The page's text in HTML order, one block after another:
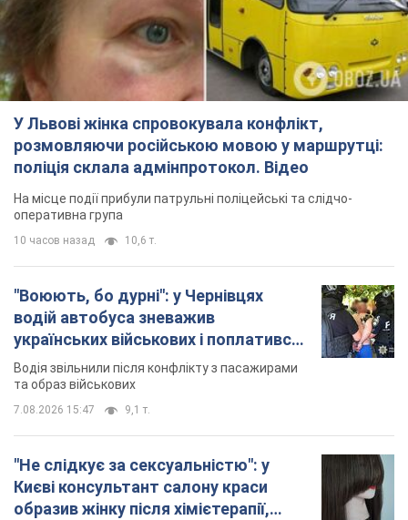
У Львові жінка спровокувала конфлікт,
розмовляючи російською мовою у маршрутці:
поліція склала адмінпротокол. Відео
На місце події прибули патрульні поліцейські та слідчо-
оперативна група
10 часов назад 10,6 т.
"Воюють, бо дурні": у Чернівцях
водій автобуса зневажив
українських військових і поплатився.
Відео
Водія звільнили після конфлікту з пасажирами
та образ військових
7.08.2026 15:47 9,1 т.
"Не слідкує за сексуальністю": у
Києві консультант салону краси
образив жінку після хімієтерапії,